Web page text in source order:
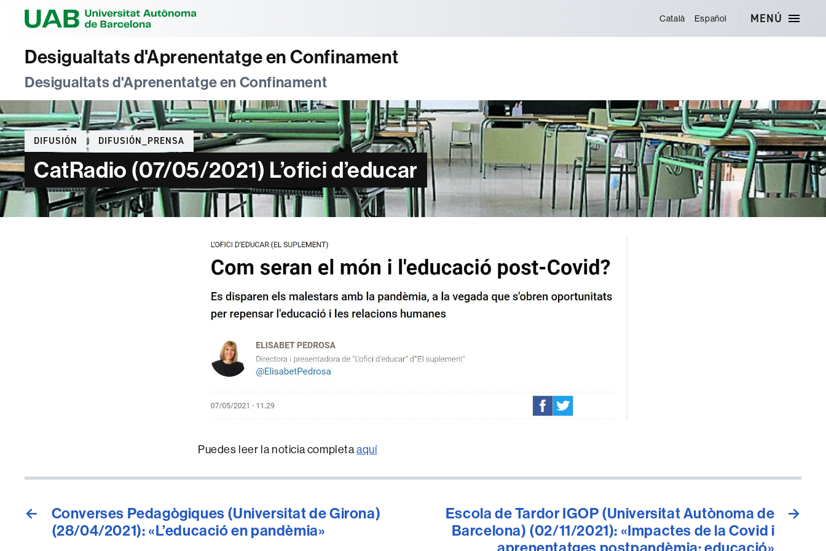
Català Español MENÚ
Desigualtats d'Aprenentatge en Confinament
Desigualtats d'Aprenentatge en Confinament
Categorías
DIFUSIÓN DIFUSIÓN_PRENSA
CatRadio (07/05/2021) L’ofici d’educar
Puedes leer la noticia completaaquí
←
Converses Pedagògiques (Universitat de Girona)
(28/04/2021): «L’educació en pandèmia»
→
Escola de Tardor IGOP (Universitat Autònoma de
Barcelona) (02/11/2021): «Impactes de la Covid i